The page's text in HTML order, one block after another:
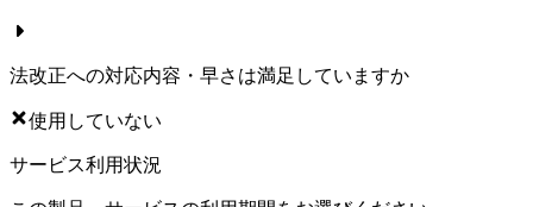
法改正への対応内容・早さは満足していますか
使用していない
サービス利用状況